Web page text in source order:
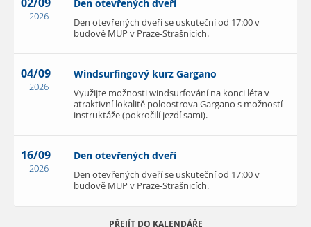
02/09
2026
Den otevřených dveří
Den otevřených dveří se uskuteční od 17:00 v
budově MUP v Praze-Strašnicích.
04/09
2026
Windsurfingový kurz Gargano
Využijte možnosti windsurfování na konci léta v
atraktivní lokalitě poloostrova Gargano s možností
instruktáže (pokročilí jezdí sami).
16/09
2026
Den otevřených dveří
Den otevřených dveří se uskuteční od 17:00 v
budově MUP v Praze-Strašnicích.
PŘEJÍT DO KALENDÁŘE